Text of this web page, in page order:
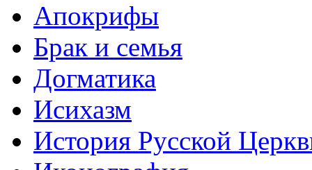
Апокрифы
Брак и семья
Догматика
Исихазм
История Русской